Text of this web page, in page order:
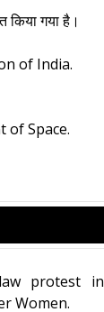
किया गया है।
of India.
of Space.
protest in
Women.